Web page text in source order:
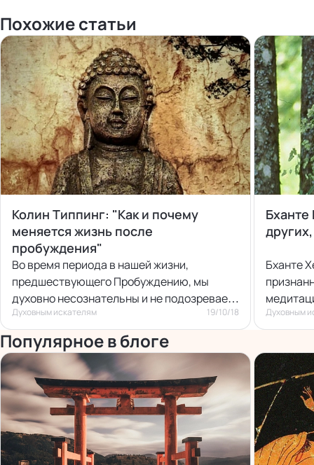
Похожие статьи
Колин Типпинг: "Как и почему
меняется жизнь после
пробуждения"
Во время периода в нашей жизни,
предшествующего Пробуждению, мы
духовно несознательны и не подозреваем
о духовной реальности, лежащей под
внешней.
Духовным искателям 19/10/18
Бханте
Бханте
Духовным
Популярное в блоге